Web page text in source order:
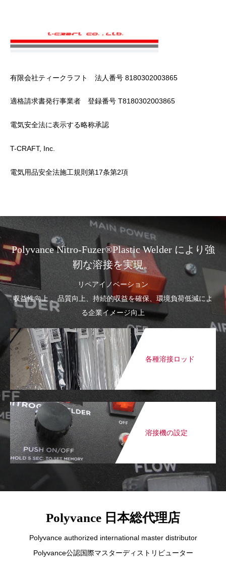
有限会社ティークラフト 法人番号 8180302003865
適格請求書発行事業者 登録番号 T8180302003865
電気安全法に表示する略称承認
T-CRAFT, Inc.
電気用品安全法施工規則第17条第2項
Polyvance Nitro-Fuzer®Plastic Welder により強
靭な溶接を実現。
リペアイノベーション
収益性向上 、品質向上、持続的収益を確保、環境負荷低減によ
る企業イメージ向上
各種溶接ロッド
溶接機の設定
Polyvance 日本総代理店
Polyvance authorized international master distributor
Polyvance公認国際マスターディストリビューター